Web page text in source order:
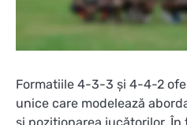
Formatiile 4-3-3 și 4-4-2
unice care modelează